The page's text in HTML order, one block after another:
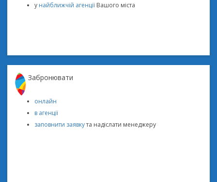
у найближчій агенції Вашого міста
Забронювати
онлайн
в агенції
заповнити заявкута надіслати менеджеру